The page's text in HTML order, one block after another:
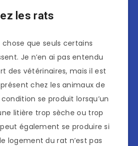
les rats
chose que seuls certains
Je n’en ai pas entendu
des vétérinaires, mais il est
chez les animaux de
se produit lorsqu’un
litière trop sèche ou trop
également se produire si
logement du rat n’est pas